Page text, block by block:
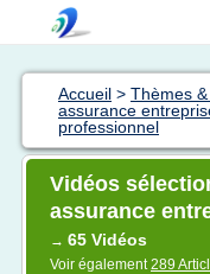
Accueil > Thèmes
assurance
professionnel
Vidéos
assurance
→ 65 Vidéos
Voir également289